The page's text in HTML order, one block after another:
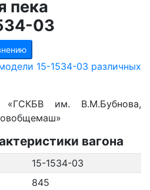
пека
03
15-1534-03 различных
«ГСКБВ им. В.М.Бубнова,
вагона
15-1534-03
845